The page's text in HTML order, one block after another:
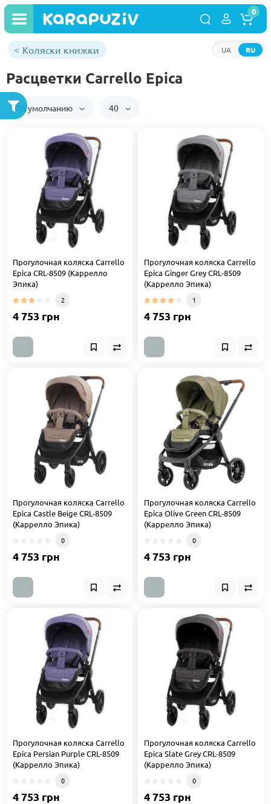
RU
UA
0
Коляски книжки
Расцветки Carrello Epica
По умолчанию 40
Прогулочная коляска Carrello
Epica CRL-8509 (Каррелло
Эпика)
2
4 753 грн
Прогулочная коляска Carrello
Epica Ginger Grey CRL-8509
(Каррелло Эпика)
1
4 753 грн
Прогулочная коляска Carrello
Epica Castle Beige CRL-8509
(Каррелло Эпика)
0
4 753 грн
Прогулочная коляска Carrello
Epica Olive Green CRL-8509
(Каррелло Эпика)
0
4 753 грн
Прогулочная коляска Carrello
Epica Persian Purple CRL-8509
(Каррелло Эпика)
0
4 753 грн
Прогулочная коляска Carrello
Epica Slate Grey CRL-8509
(Каррелло Эпика)
0
4 753 грн